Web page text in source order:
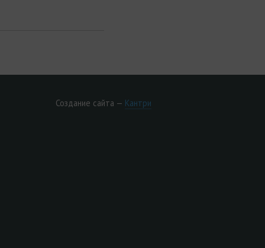
Создание сайта — Кантри